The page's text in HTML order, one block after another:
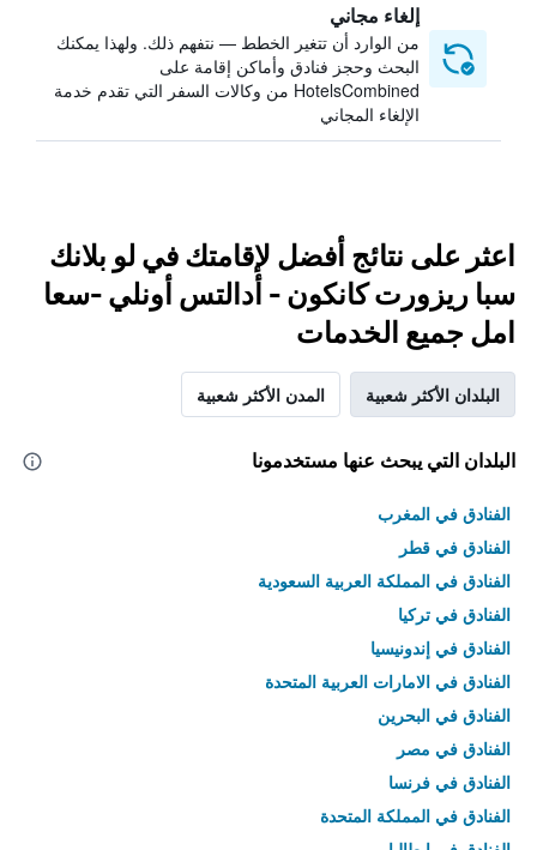
إلغاء مجاني
من الوارد أن تتغير الخطط — نتفهم ذلك. ولهذا يمكنك
البحث وحجز فنادق وأماكن إقامة على
HotelsCombined من وكالات السفر التي تقدم خدمة
الإلغاء المجاني
اعثر على نتائج أفضل لإقامتك في لو بلانك
سبا ريزورت كانكون - أدالتس أونلي -سعا
امل جميع الخدمات
البلدان الأكثر شعبية المدن الأكثر شعبية
البلدان التي يبحث عنها مستخدمونا
الفنادق في المغرب
الفنادق في قطر
الفنادق في المملكة العربية السعودية
الفنادق في تركيا
الفنادق في إندونيسيا
الفنادق في الامارات العربية المتحدة
الفنادق في البحرين
الفنادق في مصر
الفنادق في فرنسا
الفنادق في المملكة المتحدة